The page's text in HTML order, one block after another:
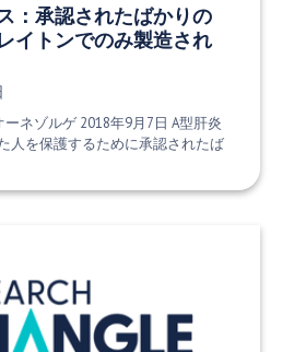
：承認されたばかりの
イトンでのみ製造され
ーネゾルゲ 2018年9月7日 A型肝炎
人を保護するために承認されたば